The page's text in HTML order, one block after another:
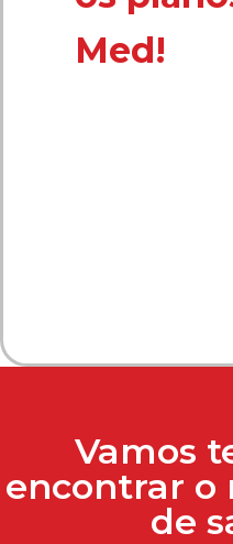
Med!
Vamos
encontrar o
de